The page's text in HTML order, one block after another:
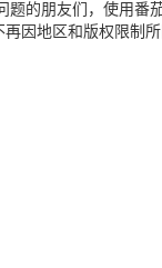
的朋友们，使用番
因地区和版权限制所